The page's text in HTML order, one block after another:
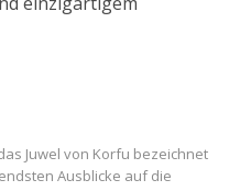
Juwel von Korfu bezeichnet
Ausblicke auf die